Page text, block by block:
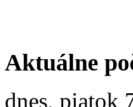
Aktuálne
dnes, piatok